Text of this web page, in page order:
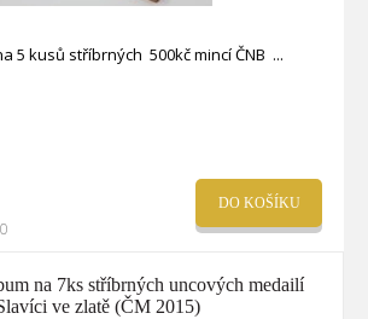
5 kusů stříbrných 500kč mincí ČNB
DO KOŠÍKU
na 7ks stříbrných uncových medailí
ve zlatě (ČM 2015)